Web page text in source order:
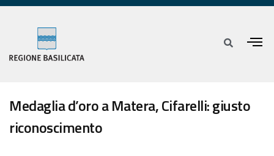
Medaglia d’oro a Matera, Cifarelli: giusto
riconoscimento